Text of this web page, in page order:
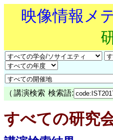
映像情報メ
（ 講演検索 検索語:
すべての研究